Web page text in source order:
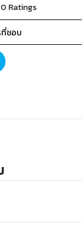
0 Ratings
ที่ชอบ